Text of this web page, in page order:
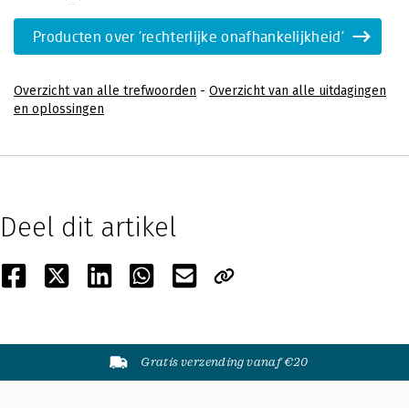
Producten over 'rechterlijke onafhankelijkheid'
Overzicht van alle trefwoorden - Overzicht van alle uitdagingen
en oplossingen
Deel dit artikel
Gratis verzending vanaf €20